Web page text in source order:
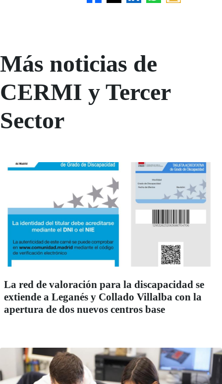
Más noticias de
CERMI y Tercer
Sector
La red de valoración para la discapacidad se
extiende a Leganés y Collado Villalba con la
apertura de dos nuevos centros base